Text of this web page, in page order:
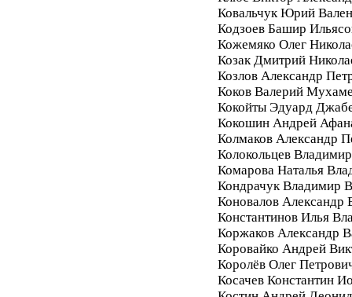
Ковальчук Юрий
Кодзоев Башир
Кожемяко Олег
Козак Дмитрий
Козлов Александр
Коков Валерий
Кокойты Эдуард
Кокошин Андрей
Колмаков Александр
Колокольцев
Комарова Наталья
Кондрачук Владимир
Коновалов Александр
Константинов Илья
Коржаков Александр
Коровайко Андрей
Королёв Олег
Косачев Константин